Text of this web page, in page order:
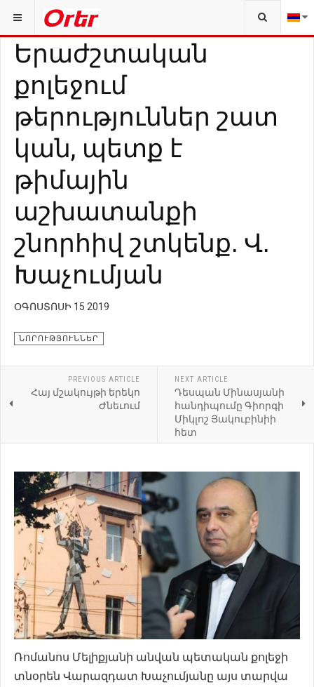
Երաժշտական
քոլեջում
թերություններ շատ
կան, պետք է
թիմային
աշխատանքի
շնորհիվ շտկենք. Վ.
Խաչումյան
ՕԳՈՍՏՈՍԻ 15 2019
ՆՈՐՈՒԹՅՈՒՆՆԵՐ
PREVIOUS ARTICLE
Հայ մշակույթի երեկո
Ժնեւում
NEXT ARTICLE
Դեսպան Մինասյանի
հանդիպումը Գիորգի
Միկլոշ Յակուբինիի
հետ
Ռոմանոս Մելիքյանի անվան պետական քոլեջի
տնօրեն Վարազդատ Խաչումյանը այս տարվա